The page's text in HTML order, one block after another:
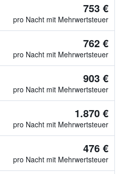
753 €
pro Nacht mit Mehrwertsteuer
762 €
pro Nacht mit Mehrwertsteuer
903 €
pro Nacht mit Mehrwertsteuer
1.870 €
pro Nacht mit Mehrwertsteuer
476 €
pro Nacht mit Mehrwertsteuer